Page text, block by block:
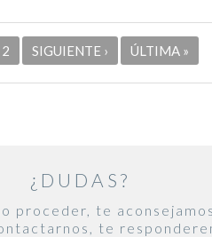
2 SIGUIENTE › ÚLTIMA »
¿DUDAS?
proceder, te
te